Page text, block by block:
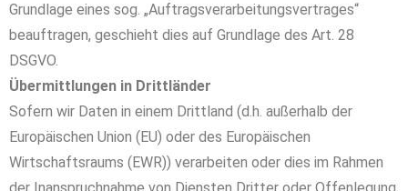
Grundlage eines sog. „Auftragsverarbeitungsvertrages“
beauftragen, geschieht dies auf Grundlage des Art. 28
DSGVO.
Übermittlungen in Drittländer
Sofern wir Daten in einem Drittland (d.h. außerhalb der
Europäischen Union (EU) oder des Europäischen
Wirtschaftsraums (EWR)) verarbeiten oder dies im Rahmen